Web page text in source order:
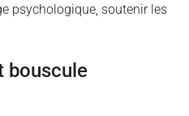
psychologique, soutenir les